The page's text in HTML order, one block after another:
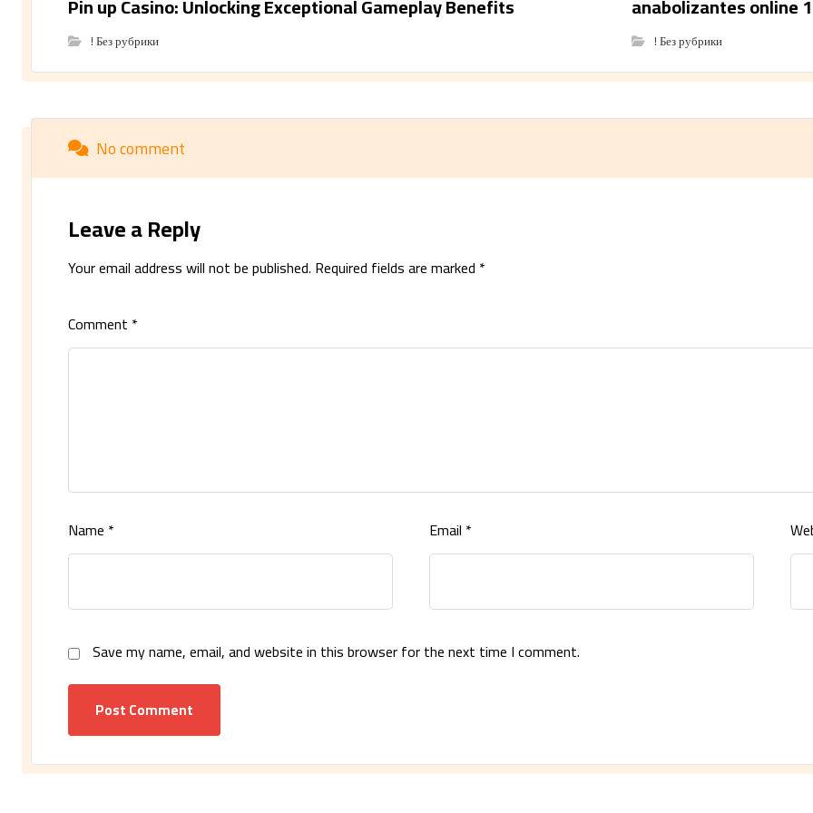
Pin up Casino: Unlocking Exceptional Gameplay Benefits
! Без рубрики
anabolizantes online
! Без рубрики
No comment
Leave a Reply
Your email address will not be published. Required fields are marked *
Comment *
Name * Email *
Save my name, email, and website in this browser for the next time I comment.
Post Comment